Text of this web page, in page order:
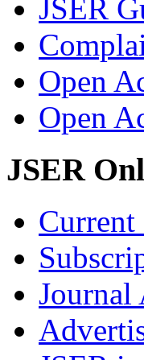
JSER
Open
Open
JSER
Current
Journal